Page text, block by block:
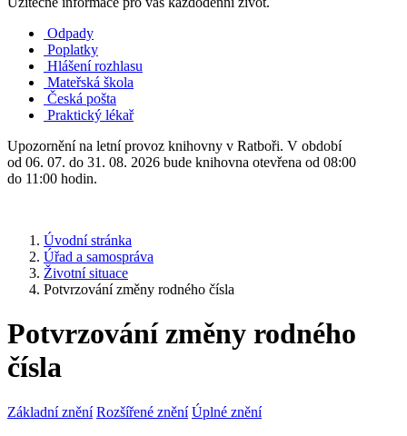
Odpady
Poplatky
Hlášení rozhlasu
Mateřská škola
Česká pošta
Praktický lékař
Upozornění na letní provoz knihovny v Ratboři. V období
od 06. 07. do 31. 08. 2026 bude knihovna otevřena od 08:00
do 11:00 hodin.
Úvodní stránka
Úřad a samospráva
Životní situace
Potvrzování změny rodného čísla
Potvrzování změny rodného
čísla
Základní znění Rozšířené znění Úplné znění